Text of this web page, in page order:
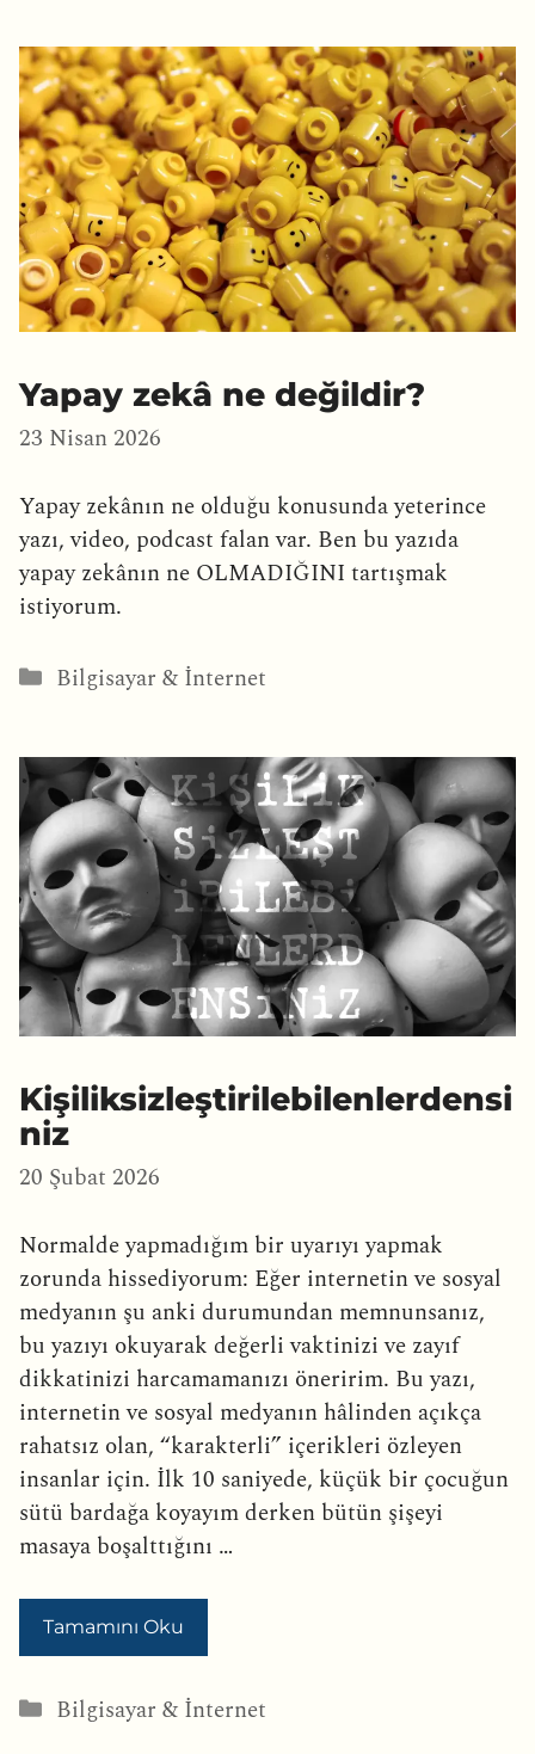
Yapay zekâ ne değildir?
23 Nisan 2026
Yapay zekânın ne olduğu konusunda yeterince
yazı, video, podcast falan var. Ben bu yazıda
yapay zekânın ne OLMADIĞINI tartışmak
istiyorum.
Kategoriler
Bilgisayar & İnternet
Kişiliksizleştirilebilenlerdensi
niz
20 Şubat 2026
Normalde yapmadığım bir uyarıyı yapmak
zorunda hissediyorum: Eğer internetin ve sosyal
medyanın şu anki durumundan memnunsanız,
bu yazıyı okuyarak değerli vaktinizi ve zayıf
dikkatinizi harcamamanızı öneririm. Bu yazı,
internetin ve sosyal medyanın hâlinden açıkça
rahatsız olan, “karakterli” içerikleri özleyen
insanlar için. İlk 10 saniyede, küçük bir çocuğun
sütü bardağa koyayım derken bütün şişeyi
masaya boşalttığını …
Tamamını Oku
Kategoriler
Bilgisayar & İnternet